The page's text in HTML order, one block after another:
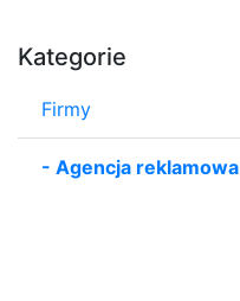
Kategorie
Firmy
- Agencja reklamowa